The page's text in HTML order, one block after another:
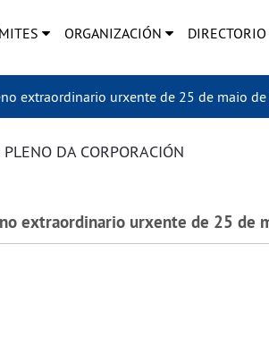
ORGANIZACIÓN DIRECTORIO
extraordinario urxente de 25 de maio
DA CORPORACIÓN